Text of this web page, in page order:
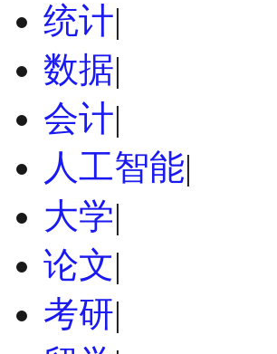
统计|
数据|
会计|
人工智能|
大学|
论文|
考研|